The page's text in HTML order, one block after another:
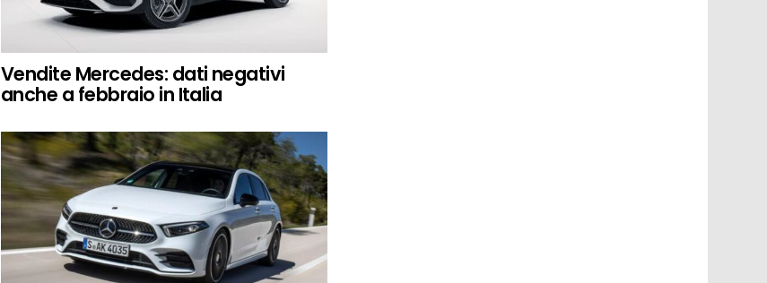
Vendite Mercedes: dati negativi
anche a febbraio in Italia